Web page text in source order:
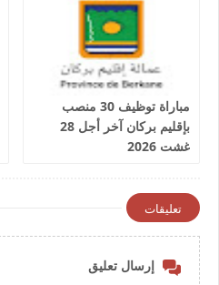
مباراة توظيف 30 منصب
بإقليم بركان آخر أجل 28
غشت 2026
تعليقات
إرسال تعليق